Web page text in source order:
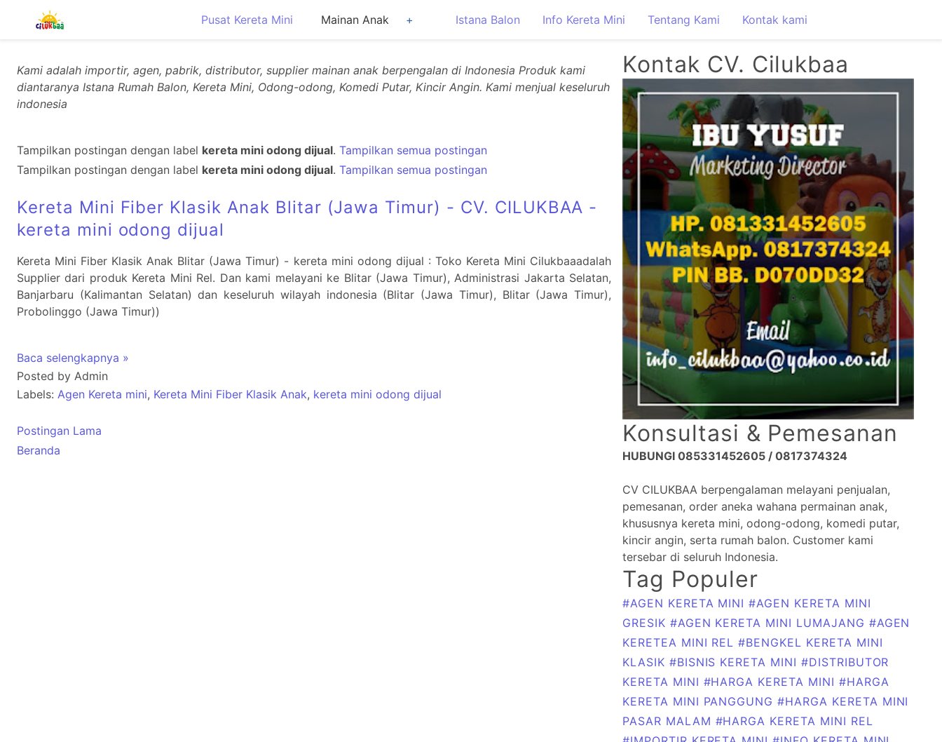
Pusat Kereta Mini Mainan Anak Istana Balon Info Kereta Mini Tentang Kami Kontak kami
Kami adalah importir, agen, pabrik, distributor, supplier mainan anak berpengalan di Indonesia Produk kami
diantaranya Istana Rumah Balon, Kereta Mini, Odong-odong, Komedi Putar, Kincir Angin. Kami menjual keseluruh
indonesia
Tampilkan postingan dengan label kereta mini odong dijual. Tampilkan semua postingan
Tampilkan postingan dengan label kereta mini odong dijual. Tampilkan semua postingan
Kereta Mini Fiber Klasik Anak Blitar (Jawa Timur) - CV. CILUKBAA -
kereta mini odong dijual
Kereta Mini Fiber Klasik Anak Blitar (Jawa Timur) - kereta mini odong dijual : Toko Kereta Mini Cilukbaaadalah
Supplier dari produk Kereta Mini Rel. Dan kami melayani ke Blitar (Jawa Timur), Administrasi Jakarta Selatan,
Banjarbaru (Kalimantan Selatan) dan keseluruh wilayah indonesia (Blitar (Jawa Timur), Blitar (Jawa Timur),
Probolinggo (Jawa Timur))
Baca selengkapnya »
Posted by Admin
Labels: Agen Kereta mini, Kereta Mini Fiber Klasik Anak, kereta mini odong dijual
Postingan Lama
Beranda
Kontak CV. Cilukbaa
Konsultasi & Pemesanan
HUBUNGI 085331452605 / 0817374324
CV CILUKBAA berpengalaman melayani penjualan,
pemesanan, order aneka wahana permainan anak,
khususnya kereta mini, odong-odong, komedi putar,
kincir angin, serta rumah balon. Customer kami
tersebar di seluruh Indonesia.
Tag Populer
#AGEN KERETA MINI#AGEN KERETA MINI
GRESIK #AGEN KERETA MINI LUMAJANG #AGEN
KERETEA MINI REL#BENGKEL KERETA MINI
KLASIK #BISNIS KERETA MINI #DISTRIBUTOR
KERETA MINI #HARGA KERETA MINI #HARGA
KERETA MINI PANGGUNG#HARGA KERETA MINI
PASAR MALAM #HARGA KERETA MINI REL